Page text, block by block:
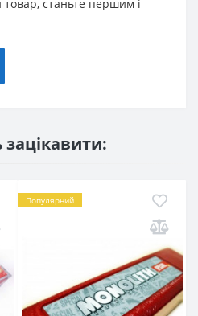
станьте першим і
Популярний